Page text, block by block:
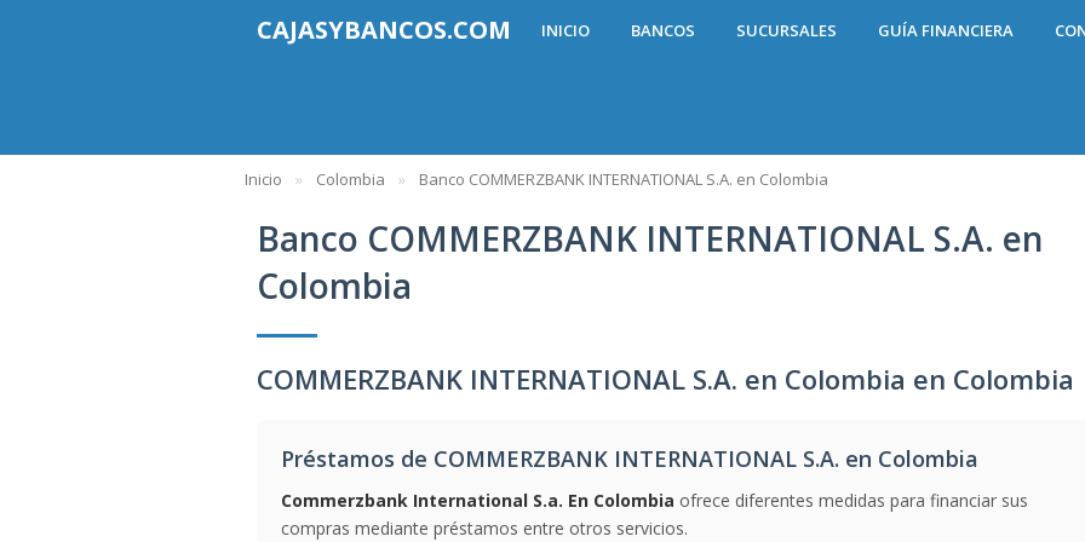
CAJASYBANCOS.COM INICIO BANCOS SUCURSALES GUÍA FINANCIERA
Inicio Colombia Banco COMMERZBANK INTERNATIONAL S.A. en Colombia
Banco COMMERZBANK INTERNATIONAL S.A. en
Colombia
COMMERZBANK INTERNATIONAL S.A. en Colombia en Colombia
Préstamos de COMMERZBANK INTERNATIONAL S.A. en Colombia
Commerzbank International S.a. En Colombia ofrece diferentes medidas para financiar sus
compras mediante préstamos entre otros servicios.